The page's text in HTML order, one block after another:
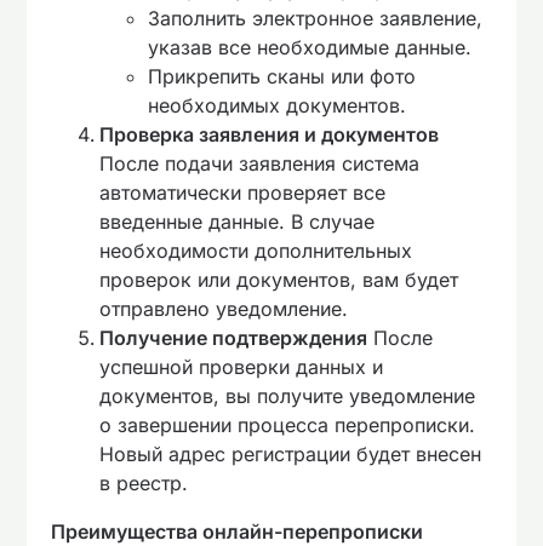
Заполнить электронное заявление,
указав все необходимые данные.
Прикрепить сканы или фото
необходимых документов.
Проверка заявления и документов
После подачи заявления система
автоматически проверяет все
введенные данные. В случае
необходимости дополнительных
проверок или документов, вам будет
отправлено уведомление.
Получение подтверждения После
успешной проверки данных и
документов, вы получите уведомление
о завершении процесса перепрописки.
Новый адрес регистрации будет внесен
в реестр.
Преимущества онлайн-перепрописки